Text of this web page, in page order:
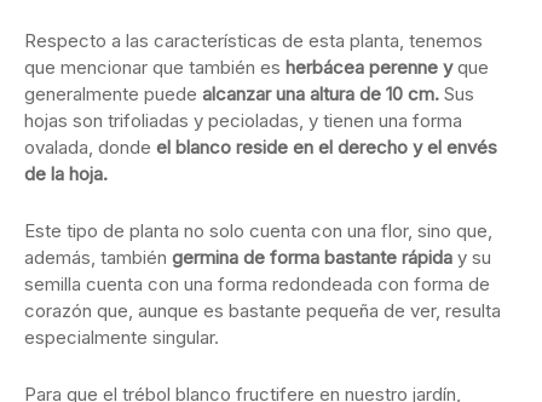
Respecto a las características de esta planta, tenemos
que mencionar que también es herbácea perenne yque
generalmente puede alcanzar una altura de 10 cm. Sus
hojas son trifoliadas y pecioladas, y tienen una forma
ovalada, donde el blanco reside en el derecho y el envés
de la hoja.
Este tipo de planta no solo cuenta con una flor, sino que,
además, también germina de forma bastante rápida y su
semilla cuenta con una forma redondeada con forma de
corazón que, aunque es bastante pequeña de ver, resulta
especialmente singular.
Para que el trébol blanco fructifere en nuestro jardín,